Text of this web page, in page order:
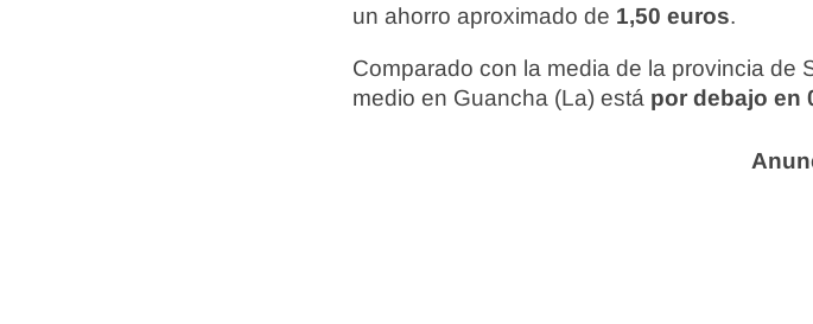
un ahorro aproximado de 1,50 euros.
Comparado con la media de la provincia de
medio en Guancha (La) está por debajo en